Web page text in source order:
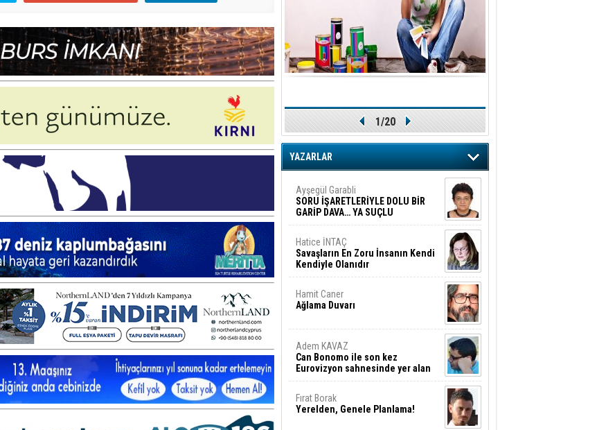
1/20
YAZARLAR
Ayşegül Garabli
SORU İŞARETLERİYLE DOLU BİR
GARİP DAVA… YA SUÇLU
DEĞİLSE???
Hatice İNTAÇ
Savaşların En Zoru İnsanın Kendi
Kendiyle Olanıdır
Hamit Caner
Ağlama Duvarı
Adem KAVAZ
Can Bonomo ile son kez
Eurovizyon sahnesinde yer alan
Türkiye 10 yıl aradan sonra
Fırat Borak
Yerelden, Genele Planlama!